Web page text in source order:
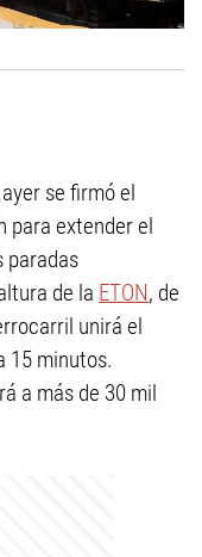
se firmó el
para extender el
paradas
de la ETON, de
unirá el
15 minutos.
a más de 30 mil